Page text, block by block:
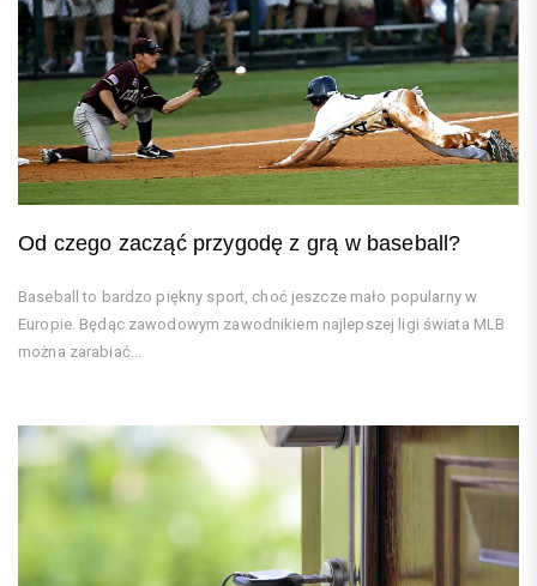
Od czego zacząć przygodę z grą w baseball?
Baseball to bardzo piękny sport, choć jeszcze mało popularny w
Europie. Będąc zawodowym zawodnikiem najlepszej ligi świata MLB
można zarabiać...